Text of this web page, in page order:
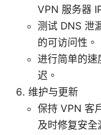
VPN 服务器 IP
测试 DNS 泄
的可访问性。
进行简单的速
迟。
维护与更新
保持 VPN 客
及时修复安全